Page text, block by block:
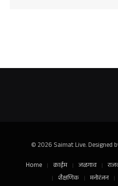
© 2026 Saimat Live. Designed
Home
क्राईम जळगाव
शैक्षणिक
मनोरंजन